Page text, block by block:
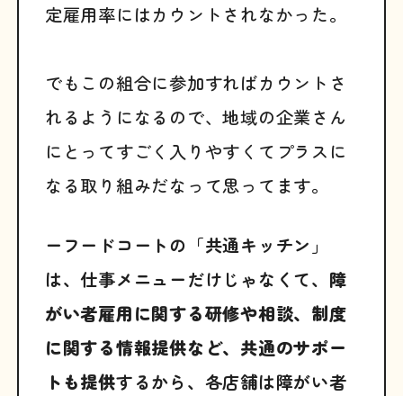
定雇用率にはカウントされなかった。
でもこの組合に参加すればカウントさ
れるようになるので、地域の企業さん
にとってすごく入りやすくてプラスに
なる取り組みだなって思ってます。
ーフードコートの「共通キッチン」
は、仕事メニューだけじゃなくて、 障
がい者雇用に関する研修や相談、制度
に関する情報提供など、共通のサポー
トも提供するから、各店舗は障がい者